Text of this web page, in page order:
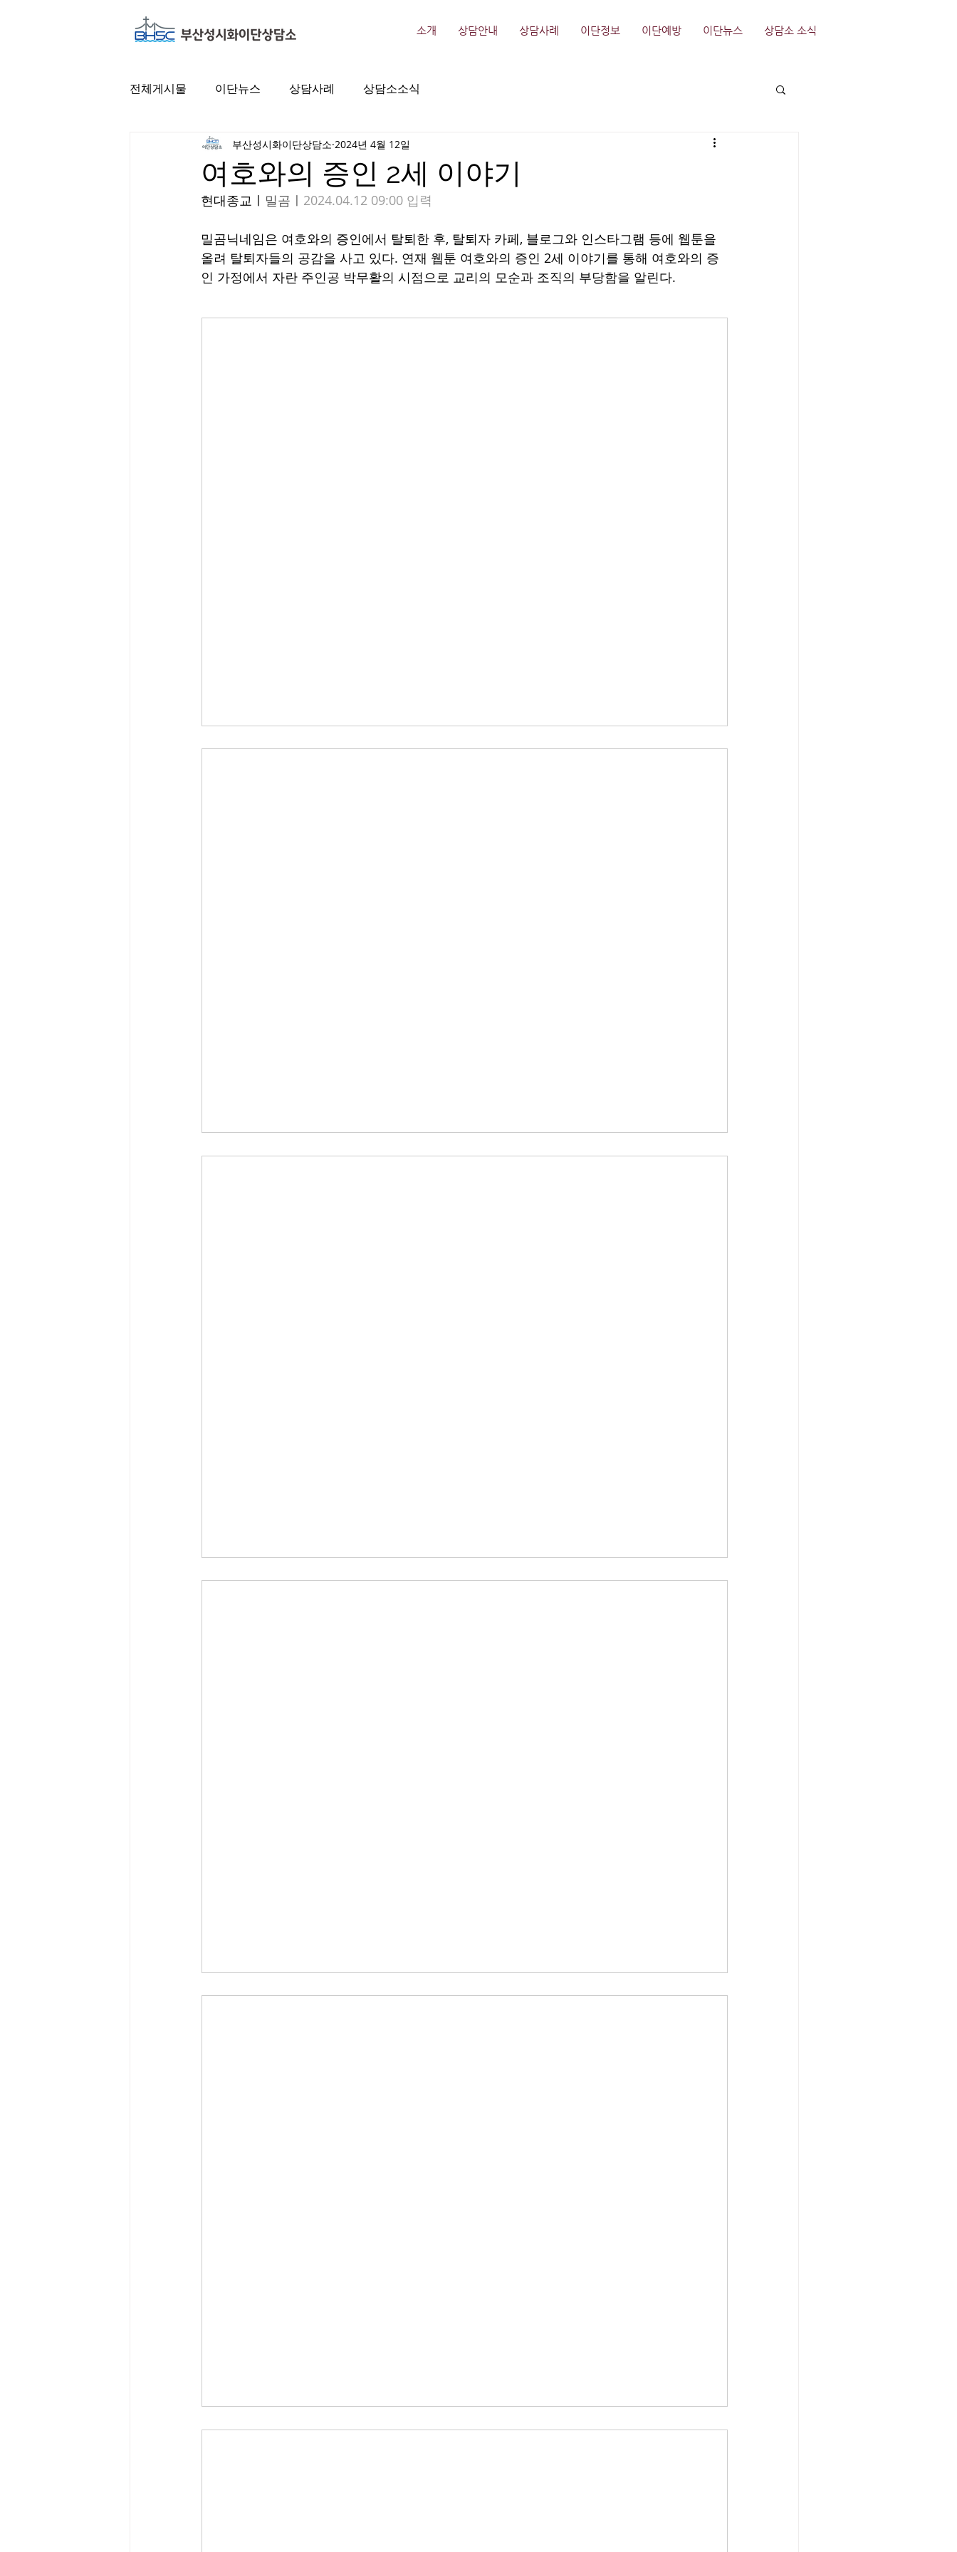
소개 상담안내 상담사례 이단정보 이단예방 이단뉴스 상담소 소식
전체게시물 이단뉴스 상담사례 상담소소식
여호와의 증인 2세 이야기
부산성시화이단상담소 2024년 4월 12일
현대종교ㅣ 밀곰ㅣ 2024.04.12 09:00 입력
밀곰닉네임은 여호와의 증인에서 탈퇴한 후, 탈퇴자 카페, 블로그와 인스타그램 등에 웹툰을
올려 탈퇴자들의 공감을 사고 있다. 연재 웹툰 여호와의 증인 2세 이야기를 통해 여호와의 증
인 가정에서 자란 주인공 박무활의 시점으로 교리의 모순과 조직의 부당함을 알린다.